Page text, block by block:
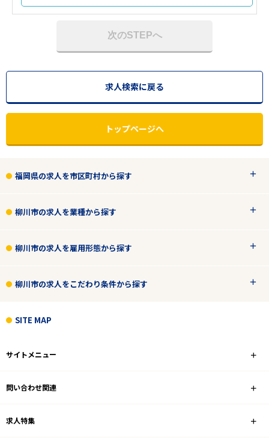
エリアで探す
柳川市
家電量販店
雇用形態
次のSTEPへ
求人検索に戻る
トップページへ
福岡県の求人を市区町村から探す
柳川市の求人を業種から探す
柳川市の求人を雇用形態から探す
柳川市の求人をこだわり条件から探す
SITE MAP
サイトメニュー
問い合わせ関連
求人特集